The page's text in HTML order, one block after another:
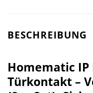
BESCHREIBUNG
Homematic IP
Türkontakt –